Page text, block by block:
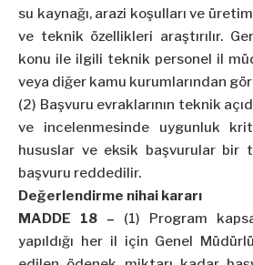
su kaynağı, arazi koşulları ve
ve teknik özellikleri araştırılır.
konu ile ilgili teknik personel il
veya diğer kamu kurumlarından
(2) Başvuru evraklarının teknik
ve incelenmesinde uygunluk
hususlar ve eksik başvurular bir
başvuru reddedilir.
Değerlendirme nihai kararı
MADDE 18 – (1) Program
yapıldığı her il için Genel